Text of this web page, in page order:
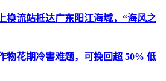
换流站抵达广东阳江海域，“海风之
物花期冷害难题，可挽回超 50% 低